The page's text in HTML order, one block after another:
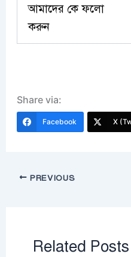
আমাদের কে ফলো
করুন
Share via:
Facebook X
PREVIOUS
Related Posts